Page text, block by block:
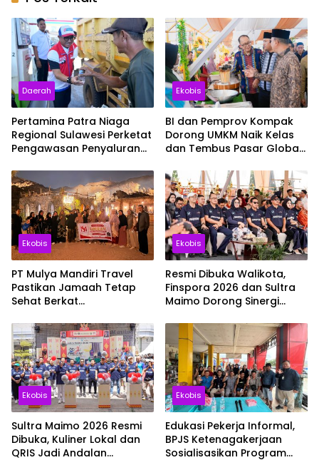
Daerah
Pertamina Patra Niaga
Regional Sulawesi Perketat
Pengawasan Penyaluran
Kolaka Utara
Ekobis
BI dan Pemprov Kompak
Dorong UMKM Naik Kelas
dan Tembus Pasar Global
Ekobis
PT Mulya Mandiri Travel
Pastikan Jamaah Tetap
Sehat Berkat
Disaat Cuaca Madinah
Capai 44 Derajat Celsius
Ekobis
Resmi Dibuka Walikota,
Finspora 2026 dan Sultra
Maimo Dorong Sinergi
Industri Keuangan
Ekobis
Sultra Maimo 2026 Resmi
Dibuka, Kuliner Lokal dan
QRIS Jadi Andalan
Ekobis
Edukasi Pekerja Informal,
BPJS Ketenagakerjaan
Sosialisasikan Program